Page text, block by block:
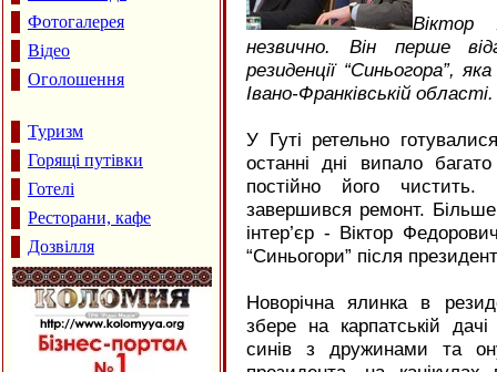
Фотогалерея
Відео
Оголошення
Туризм
Горящі путівки
Готелі
Ресторани, кафе
Дозвілля
Віктор
незвично. Він перше
резиденції “Синьогора”,
Івано-Франківській області.
У Гуті ретельно
останні дні випало
постійно його
завершився ремонт.
інтер’єр - Віктор
“Синьогори” після
Новорічна ялинка в
збере на карпатській
синів з дружинами та